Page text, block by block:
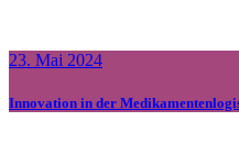
23. Mai 2024
Innovation in der